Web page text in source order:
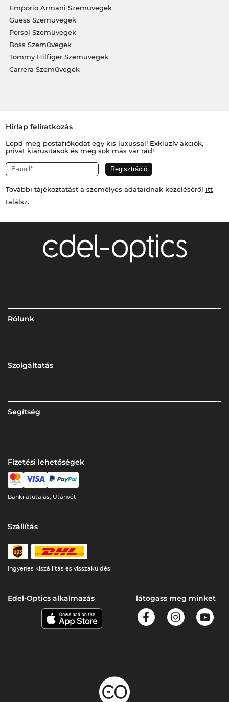
Emporio Armani Szemüvegek
Guess Szemüvegek
Persol Szemüvegek
Boss Szemüvegek
Tommy Hilfiger Szemüvegek
Carrera Szemüvegek
Hírlap feliratkozás
Lepd meg postafiókodat egy kis luxussal! Exkluzív akciók,
privát kiárusítások és még sok más vár rád!
További tájékoztatást a személyes adataidnak kezeléséről itt
találsz.
Rólunk
Szolgáltatás
Segítség
Fizetési lehetőségek
Banki átutalás, Utánvét
Szállítás
Ingyenes kiszállítás és visszaküldés
Edel-Optics alkalmazás látogass meg minket